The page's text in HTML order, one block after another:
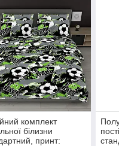
комплект
білизни
принт: